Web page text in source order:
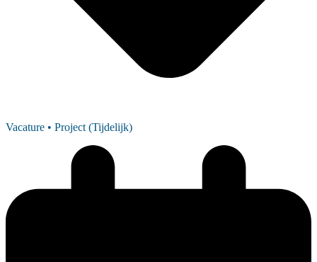
Vacature • Project (Tijdelijk)